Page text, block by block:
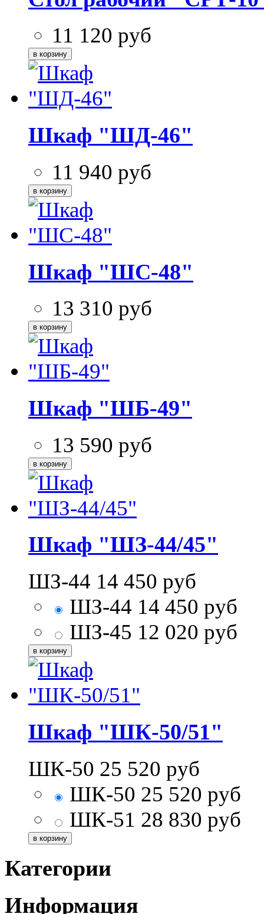
11 120 руб
Шкаф "ШД-46"
11 940 руб
Шкаф "ШС-48"
13 310 руб
Шкаф "ШБ-49"
13 590 руб
Шкаф "ШЗ-44/45"
ШЗ-44 14 450 руб
ШЗ-44 14 450 руб
ШЗ-45 12 020 руб
Шкаф "ШК-50/51"
ШК-50 25 520 руб
ШК-50 25 520 руб
ШК-51 28 830 руб
Категории
Информация